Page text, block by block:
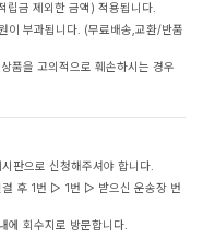
립금 제외한 금액) 적용됩니다.
부과됩니다. (무료배송,교환/반품
품을 고의적으로 훼손하시는 경우
판으로 신청해주셔야 합니다.
후 1번 ▷ 1번 ▷ 받으신 운송장 번
에 회수지로 방문합니다.